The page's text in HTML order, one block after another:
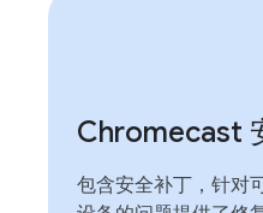
Chromecast
包含安全补丁，针对